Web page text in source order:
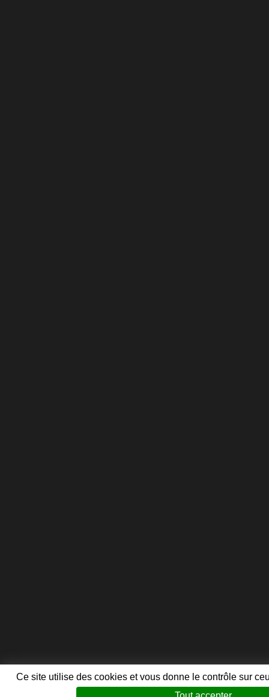
Ce site utilise des cookies et vous donne le contrôle sur